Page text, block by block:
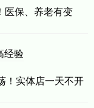
医保、养老有变
经验
！实体店一天不开